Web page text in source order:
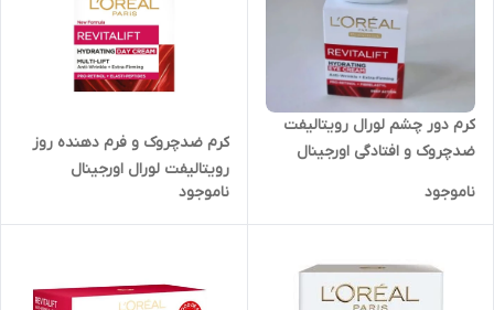
کرم دور چشم لورال رویتالیفت
ضدچروک و افتادگی اورجینال
ناموجود
کرم ضدچروک و فرم دهنده روز
رویتالیفت لورال اورجینال
ناموجود